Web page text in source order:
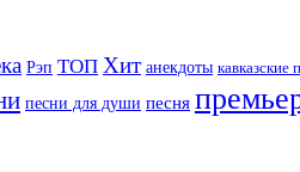
Рэп ТОП Хит анекдоты кавказские
песни для души песня